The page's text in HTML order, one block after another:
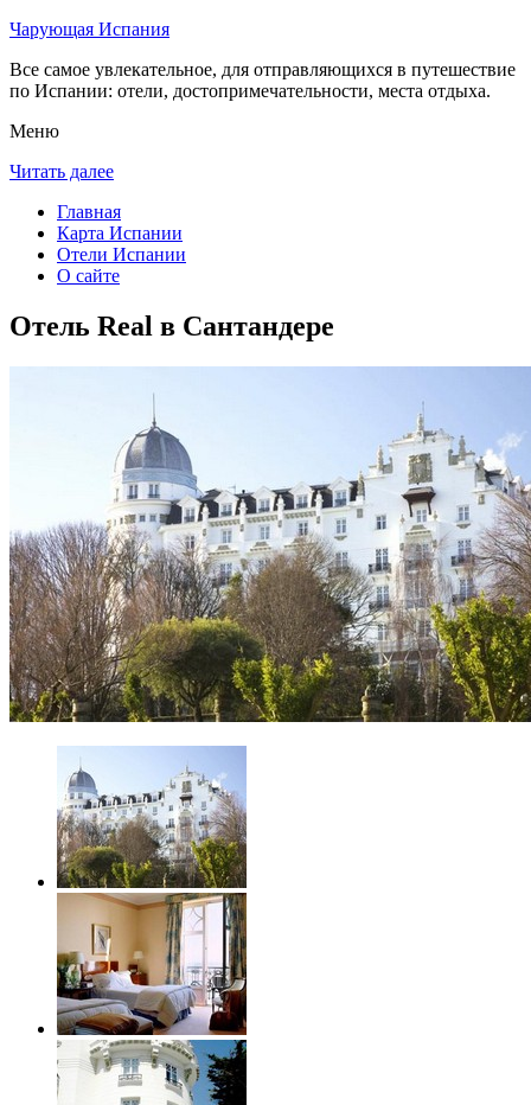
Чарующая Испания
Все самое увлекательное, для отправляющихся в путешествие
по Испании: отели, достопримечательности, места отдыха.
Меню
Читать далее
Главная
Карта Испании
Отели Испании
О сайте
Отель Real в Сантандере